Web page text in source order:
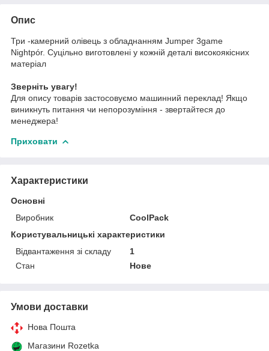
Опис
Три -камерний олівець з обладнанням Jumper 3game
Nightpór. Суцільно виготовлені у кожній деталі високоякісних
матеріал
Зверніть увагу!
Для опису товарів застосовуємо машинний переклад! Якщо
виникнуть питання чи непорозуміння - звертайтеся до
менеджера!
Приховати
Характеристики
Основні
Виробник
CoolPack
Користувальницькі характеристики
Відвантаження зі складу
1
Стан
Нове
Умови доставки
Нова Пошта
Магазини Rozetka